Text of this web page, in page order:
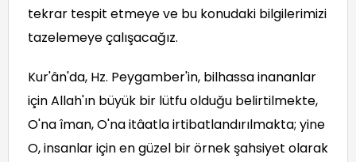
tekrar tespit etmeye ve bu konudaki bilgilerimizi
tazelemeye çalışacağız.
Kur'ân'da, Hz. Peygamber'in, bilhassa inananlar
için Allah'ın büyük bir lütfu olduğu belirtilmekte,
O'na îman, O'na itâatla irtibatlandırılmakta; yine
O, insanlar için en güzel bir örnek şahsiyet olarak